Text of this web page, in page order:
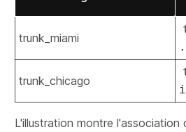
trunk_miami
trunk_chicago
L'illustration montre